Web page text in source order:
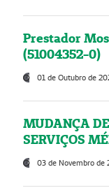
Prestador
(51004352-0)
01 de Outubro de
MUDANÇA
SERVIÇOS
03 de Novembro de